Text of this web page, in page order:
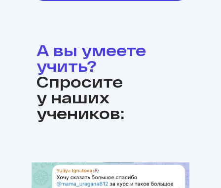
А вы умеете
учить?
Спросите
у наших
учеников: